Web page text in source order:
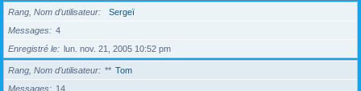
Rang, Nom d’utilisateur
Sergeï
Messages
4
Enregistré le
lun. nov. 21, 2005 10:52 pm
Rang, Nom d’utilisateur ** Tom
Messages
14